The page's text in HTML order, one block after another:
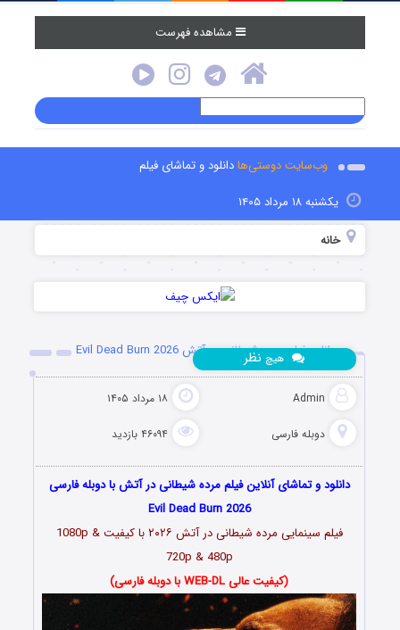
مشاهده فهرست
وب‌سایت دوستی‌هادانلود و تماشای فیلم
یکشنبه ۱۸ مرداد ۱۴۰۵
خانه
دانلود فیلم مرده شیطانی در آتش Evil Dead Burn 2026
Admin ۱۸ مرداد ۱۴۰۵
دوبله فارسی ۴۶۰۹۴ بازدید
هیچ نظر
دانلود و تماشای آنلاین فیلم مرده شیطانی در آتش با دوبله فارسی
Evil Dead Burn 2026
فیلم سینمایی مرده شیطانی در آتش ۲۰۲۶ با کیفیت 1080p &
720p & 480p
(کیفیت عالی WEB-DL با دوبله فارسی)